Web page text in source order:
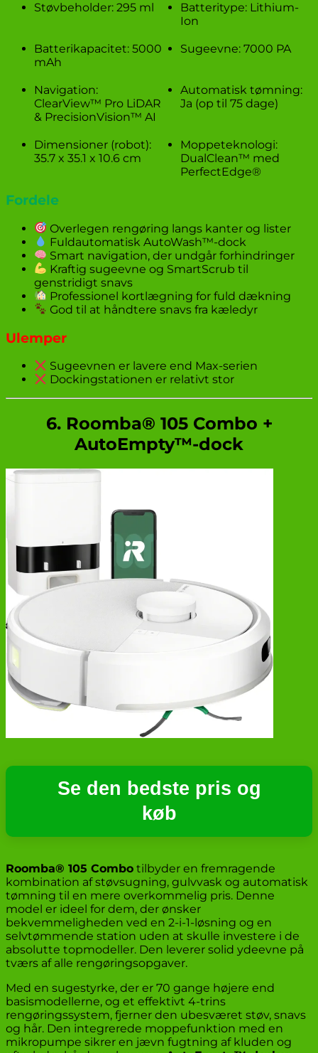
Støvbeholder: 295 ml
Batteritype: Lithium-
Ion
Batterikapacitet: 5000
mAh
Sugeevne: 7000 PA
Navigation:
ClearView™ Pro LiDAR
& PrecisionVision™ AI
Automatisk tømning:
Ja (op til 75 dage)
Dimensioner (robot):
35.7 x 35.1 x 10.6 cm
Moppeteknologi:
DualClean™ med
PerfectEdge®
Fordele
Overlegen rengøring langs kanter og lister
Fuldautomatisk AutoWash™-dock
Smart navigation, der undgår forhindringer
Kraftig sugeevne og SmartScrub til
genstridigt snavs
Professionel kortlægning for fuld dækning
God til at håndtere snavs fra kæledyr
Ulemper
Sugeevnen er lavere end Max-serien
Dockingstationen er relativt stor
6. Roomba® 105 Combo +
AutoEmpty™-dock
Se den bedste pris og
køb
Roomba® 105 Combo tilbyder en fremragende
kombination af støvsugning, gulvvask og automatisk
tømning til en mere overkommelig pris. Denne
model er ideel for dem, der ønsker
bekvemmeligheden ved en 2-i-1-løsning og en
selvtømmende station uden at skulle investere i de
absolutte topmodeller. Den leverer solid ydeevne på
tværs af alle rengøringsopgaver.
Med en sugestyrke, der er 70 gange højere end
basismodellerne, og et effektivt 4-trins
rengøringssystem, fjerner den ubesværet støv, snavs
og hår. Den integrerede moppefunktion med en
mikropumpe sikrer en jævn fugtning af kluden og